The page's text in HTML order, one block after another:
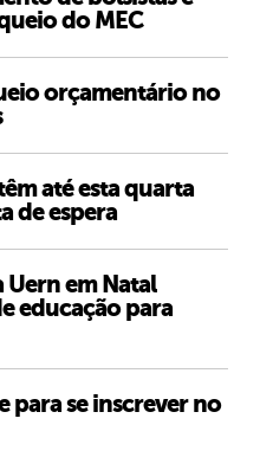
do MEC
orçamentário no
até esta quarta
de espera
Uern em Natal
educação para
para se inscrever no